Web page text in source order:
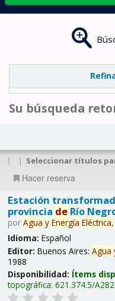
Su búsqueda
| | Seleccionar títulos
Hacer reserva
Estación
provincia deRío
por Agua y Energía Eléctrica,
Idioma: Español
Editor: Buenos Aires: Agua
1988
Disponibilidad: Ítems
topográfica: 621.374.5/